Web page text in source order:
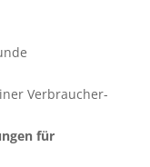
Verbraucher-
für